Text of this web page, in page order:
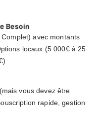
Besoin
avec montants
locaux (5 000€ à 25
vous devez être
rapide, gestion